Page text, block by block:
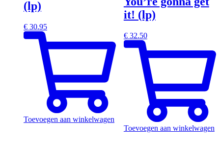
(lp)
€ 30.95
Toevoegen aan winkelwagen
it! (lp)
€32.50
Toevoegen aan winkelwagen